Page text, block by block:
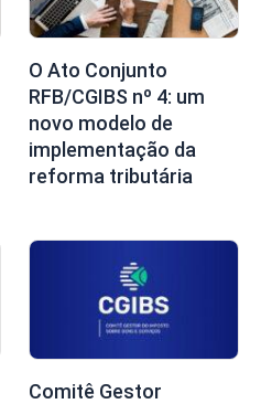
O Ato Conjunto
RFB/CGIBS nº 4: um
novo modelo de
implementação da
reforma tributária
Comitê Gestor